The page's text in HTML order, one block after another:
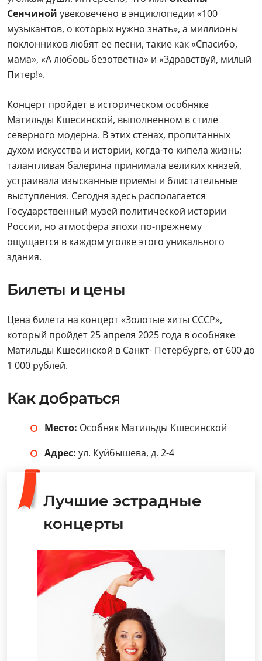
Сенчиной увековечено в энциклопедии «100
музыкантов, о которых нужно знать», а миллионы
поклонников любят ее песни, такие как «Спасибо,
мама», «А любовь безответна» и «Здравствуй, милый
Питер!».
Концерт пройдет в историческом особняке
Матильды Кшесинской, выполненном в стиле
северного модерна. В этих стенах, пропитанных
духом искусства и истории, когда-то кипела жизнь:
талантливая балерина принимала великих князей,
устраивала изысканные приемы и блистательные
выступления. Сегодня здесь располагается
Государственный музей политической истории
России, но атмосфера эпохи по-прежнему
ощущается в каждом уголке этого уникального
здания.
Билеты и цены
Цена билета на концерт «Золотые хиты СССР»,
который пройдет 25 апреля 2025 года в особняке
Матильды Кшесинской в Санкт- Петербурге, от 600 до
1 000 рублей.
Как добраться
Место: Особняк Матильды Кшесинской
Адрес: ул. Куйбышева, д. 2-4
Лучшие эстрадные
концерты